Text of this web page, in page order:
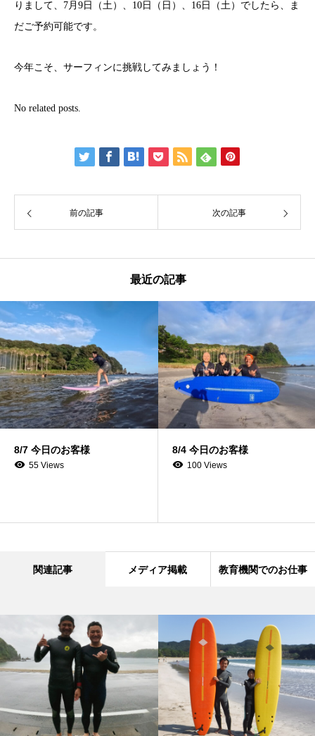
りまして、7月9日（土）、10日（日）、16日（土）でしたら、ま
だご予約可能です。
今年こそ、サーフィンに挑戦してみましょう！
No related posts.
前の記事 次の記事
最近の記事
8/7 今日のお客様
55 Views
8/4 今日のお客様
100 Views
関連記事 メディア掲載 教育機関でのお仕事